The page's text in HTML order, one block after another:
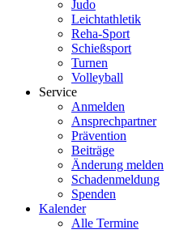
Judo
Leichtathletik
Reha-Sport
Schießsport
Turnen
Volleyball
Service
Anmelden
Ansprechpartner
Prävention
Beiträge
Änderung melden
Schadenmeldung
Spenden
Kalender
Alle Termine